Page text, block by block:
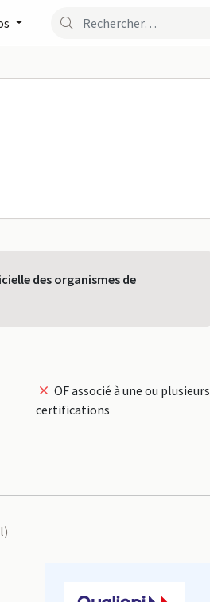
des organismes de
OF associé à une ou plusieurs
certifications